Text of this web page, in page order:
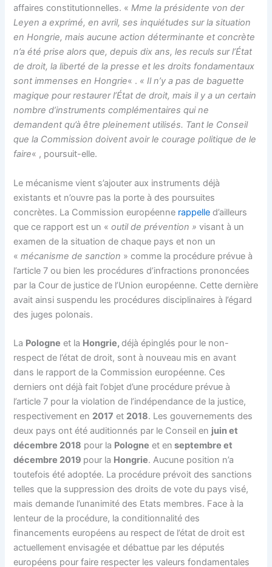
affaires constitutionnelles. «Mme la présidente von der
Leyen a exprimé, en avril, ses inquiétudes sur la situation
en Hongrie, mais aucune action déterminante et concrète
n’a été prise alors que, depuis dix ans, les reculs sur l’État
de droit, la liberté de la presse et les droits fondamentaux
sont immenses en Hongrie« . « Il n’y a pas de baguette
magique pour restaurer l’État de droit, mais il y a un certain
nombre d’instruments complémentaires qui ne
demandent qu’à être pleinement utilisés. Tant le Conseil
que la Commission doivent avoir le courage politique de le
faire« , poursuit-elle.
Le mécanisme vient s’ajouter aux instruments déjà
existants et n’ouvre pas la porte à des poursuites
concrètes. La Commission européenne rappelle d’ailleurs
que ce rapport est un «outil de prévention » visant à un
examen de la situation de chaque pays et non un
«mécanisme de sanction » comme la procédure prévue à
l’article 7 ou bien les procédures d’infractions prononcées
par la Cour de justice de l’Union européenne. Cette dernière
avait ainsi suspendu les procédures disciplinaires à l’égard
des juges polonais.
La Pologne et la Hongrie,déjà épinglés pour le non-
respect de l’état de droit, sont à nouveau mis en avant
dans le rapport de la Commission européenne. Ces
derniers ont déjà fait l’objet d’une procédure prévue à
l’article 7 pour la violation de l’indépendance de la justice,
respectivement en 2017 et 2018. Les gouvernements des
deux pays ont été auditionnés par le Conseil en juin et
décembre 2018 pour la Pologne et en septembre et
décembre 2019 pour la Hongrie. Aucune position n’a
toutefois été adoptée. La procédure prévoit des sanctions
telles que la suppression des droits de vote du pays visé,
mais demande l’unanimité des Etats membres. Face à la
lenteur de la procédure, la conditionnalité des
financements européens au respect de l’état de droit est
actuellement envisagée et débattue par les députés
européens pour faire respecter les valeurs fondamentales